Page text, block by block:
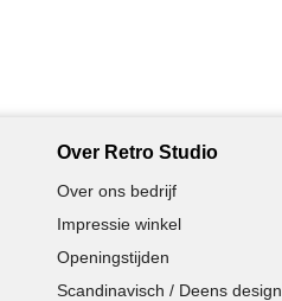
Over Retro Studio
Over ons bedrijf
Impressie winkel
Openingstijden
Scandinavisch / Deens design